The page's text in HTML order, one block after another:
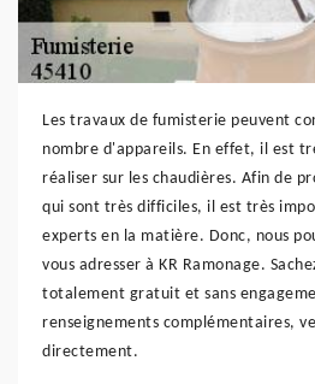
Les travaux de fumisterie peuvent
nombre d'appareils. En effet, il est
réaliser sur les chaudières. Afin de
qui sont très difficiles, il est très
experts en la matière. Donc, nous
vous adresser à KR Ramonage.
totalement gratuit et sans
renseignements complémentaires,
directement.